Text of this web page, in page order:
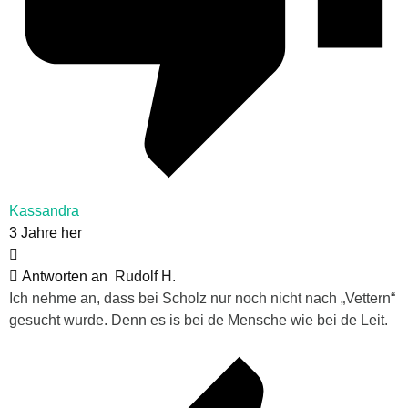
Kassandra
3 Jahre her
Antworten an
Rudolf H.
Ich nehme an, dass bei Scholz nur noch nicht nach „Vettern“
gesucht wurde. Denn es is bei de Mensche wie bei de Leit.